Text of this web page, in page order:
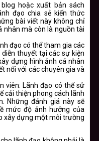
hoặc xuất bản sách
đạo chia sẻ kiến thức
bài viết này không chỉ
nhân mà còn là nguồn tài
đạo có thể tham gia các
thuyết tại các sự kiện
dựng hình ảnh cá nhân
nối với các chuyên gia và
viên: Lãnh đạo có thể sử
cải thiện phong cách lãnh
Những đánh giá này sẽ
mức độ ảnh hưởng của
xây dựng một môi trường